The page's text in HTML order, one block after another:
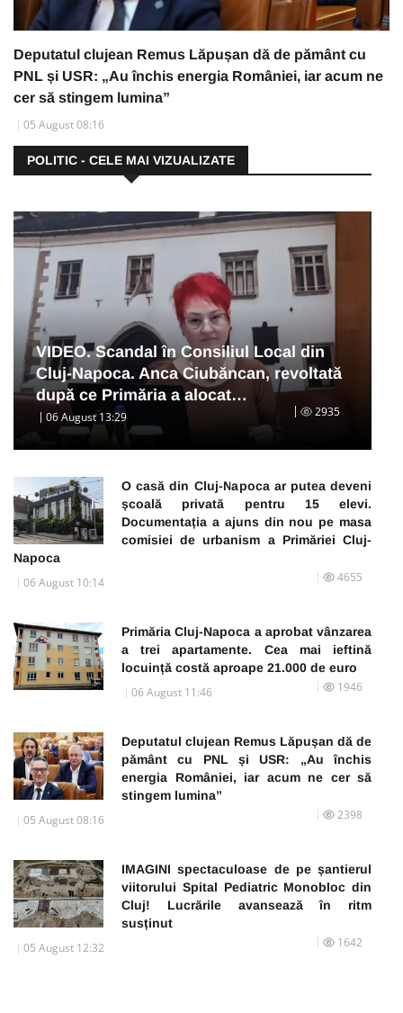
Deputatul clujean Remus Lăpușan dă de pământ cu
PNL și USR: „Au închis energia României, iar acum ne
cer să stingem lumina”
05 August 08:16
POLITIC - CELE MAI VIZUALIZATE
VIDEO. Scandal în Consiliul Local din
Cluj-Napoca. Anca Ciubăncan, revoltată
după ce Primăria a alocat…
06 August 13:29 2935
O casă din Cluj-Napoca ar putea deveni
școală privată pentru 15 elevi.
Documentația a ajuns din nou pe masa
comisiei de urbanism a Primăriei Cluj-
Napoca
06 August 10:14 4655
Primăria Cluj-Napoca a aprobat vânzarea
a trei apartamente. Cea mai ieftină
locuință costă aproape 21.000 de euro
06 August 11:46 1946
Deputatul clujean Remus Lăpușan dă de
pământ cu PNL și USR: „Au închis
energia României, iar acum ne cer să
stingem lumina”
05 August 08:16 2398
IMAGINI spectaculoase de pe șantierul
viitorului Spital Pediatric Monobloc din
Cluj! Lucrările avansează în ritm
susținut
05 August 12:32 1642